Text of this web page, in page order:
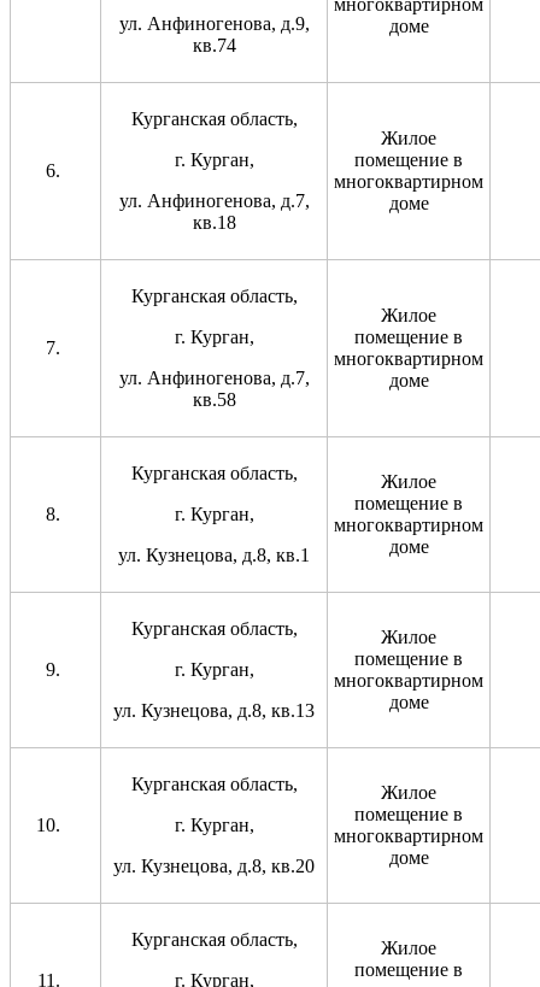
ул. Анфиногенова, д.9,
кв.74
доме
Курганская область,
г. Курган,
ул. Анфиногенова, д.7,
кв.18
Жилое
помещение в
многоквартирном
доме
Курганская область,
г. Курган,
ул. Анфиногенова, д.7,
кв.58
Жилое
помещение в
многоквартирном
доме
Курганская область,
г. Курган,
ул. Кузнецова, д.8, кв.1
Жилое
помещение в
многоквартирном
доме
Курганская область,
г. Курган,
ул. Кузнецова, д.8, кв.13
Жилое
помещение в
многоквартирном
доме
Курганская область,
г. Курган,
ул. Кузнецова, д.8, кв.20
Жилое
помещение в
многоквартирном
доме
Курганская область,
г. Курган,
Жилое
помещение в